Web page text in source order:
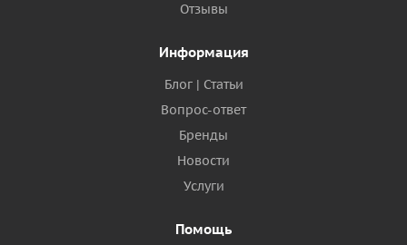
Отзывы
Информация
Блог | Статьи
Вопрос-ответ
Бренды
Новости
Услуги
Помощь